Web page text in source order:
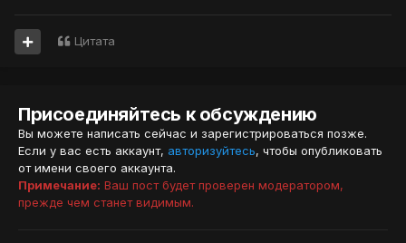
Цитата
Присоединяйтесь к обсуждению
Вы можете написать сейчас и зарегистрироваться позже.
Если у вас есть аккаунт, авторизуйтесь, чтобы опубликовать
от имени своего аккаунта.
Примечание: Ваш пост будет проверен модератором,
прежде чем станет видимым.